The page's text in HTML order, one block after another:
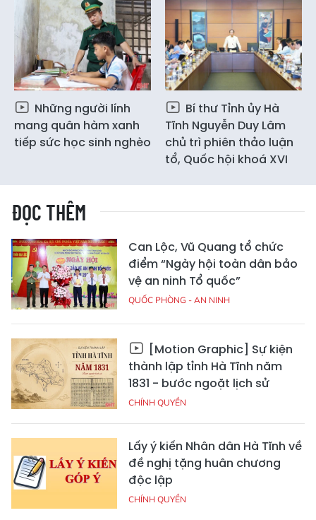
Những người lính
mang quân hàm xanh
tiếp sức học sinh nghèo
Bí thư Tỉnh ủy Hà
Tĩnh Nguyễn Duy Lâm
chủ trì phiên thảo luận
tổ, Quốc hội khoá XVI
ĐỌC THÊM
Can Lộc, Vũ Quang tổ chức
điểm “Ngày hội toàn dân bảo
vệ an ninh Tổ quốc”
QUỐC PHÒNG - AN NINH
[Motion Graphic] Sự kiện
thành lập tỉnh Hà Tĩnh năm
1831 - bước ngoặt lịch sử
CHÍNH QUYỀN
Lấy ý kiến Nhân dân Hà Tĩnh về
đề nghị tặng huân chương
độc lập
CHÍNH QUYỀN